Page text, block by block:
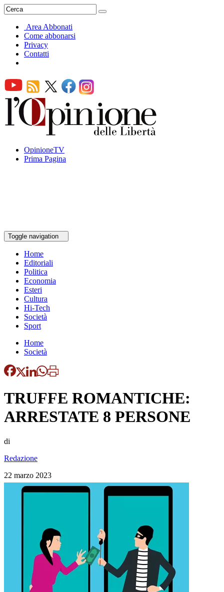
Area Abbonati
Come abbonarsi
Privacy
Contatti
OpinioneTV
Prima Pagina
Toggle navigation
Home
Editoriali
Politica
Economia
Esteri
Cultura
Hi-Tech
Società
Sport
Home
Società
TRUFFE ROMANTICHE:
ARRESTATE 8 PERSONE
di
Redazione
22 marzo 2023